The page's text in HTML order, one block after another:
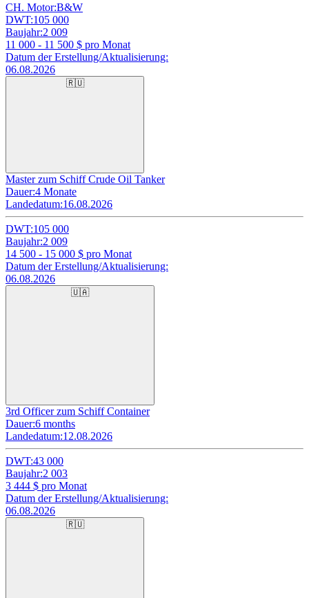
CH. Motor:B&W
DWT:105 000
Baujahr:2 009
11 000 - 11 500 $ pro Monat
Datum der Erstellung/Aktualisierung:
06.08.2026
🇷🇺
Master zum Schiff Crude Oil Tanker
Dauer:4 Monate
Landedatum:16.08.2026
DWT:105 000
Baujahr:2 009
14 500 - 15 000 $ pro Monat
Datum der Erstellung/Aktualisierung:
06.08.2026
🇺🇦
3rd Officer zum Schiff Container
Dauer:6 months
Landedatum:12.08.2026
DWT:43 000
Baujahr:2 003
3 444 $ pro Monat
Datum der Erstellung/Aktualisierung:
06.08.2026
🇷🇺